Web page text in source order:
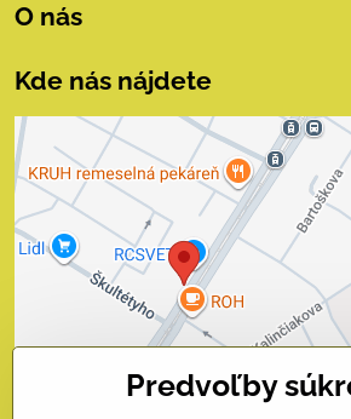
O nás
Kde nás nájdete
Externý obsah je
blokovaný Voľbami
súkromia
Prajete si načítať externý obsah?
Povoliť tentokrát
Povoliť a zapamätať - súhlas
Predvoľby